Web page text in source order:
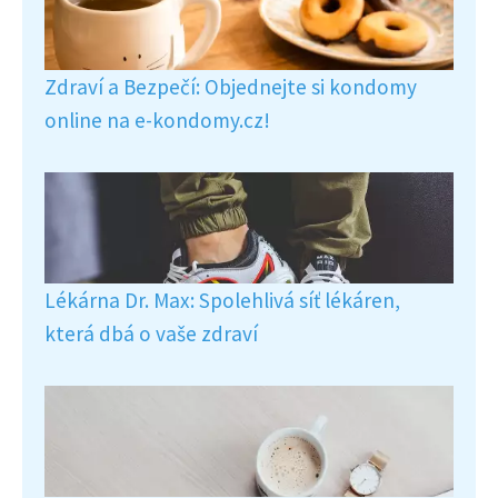
Zdraví a Bezpečí: Objednejte si kondomy
online na e-kondomy.cz!
Lékárna Dr. Max: Spolehlivá síť lékáren,
která dbá o vaše zdraví